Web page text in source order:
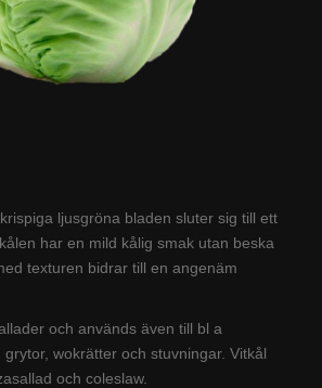
ljusgröna bladen sluter sig till ett
har en mild kålig smak utan beska
texturen bidrar till en angenäm
och används även till bl a
grytor, wokrätter och stuvningar. Vitkål
och coleslaw.